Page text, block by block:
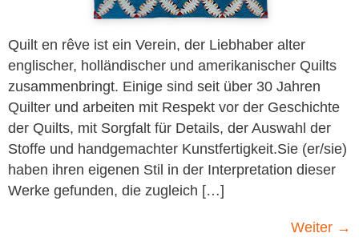
Quilt en rêve ist ein Verein, der Liebhaber alter
englischer, holländischer und amerikanischer Quilts
zusammenbringt. Einige sind seit über 30 Jahren
Quilter und arbeiten mit Respekt vor der Geschichte
der Quilts, mit Sorgfalt für Details, der Auswahl der
Stoffe und handgemachter Kunstfertigkeit.Sie (er/sie)
haben ihren eigenen Stil in der Interpretation dieser
Werke gefunden, die zugleich […]
Weiter →